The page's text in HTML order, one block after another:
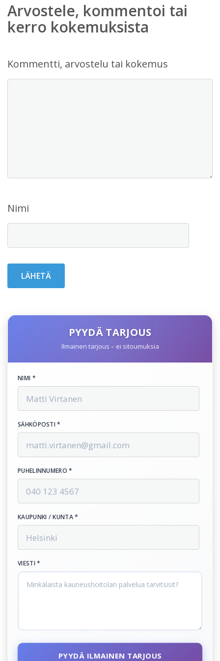
Arvostele, kommentoi tai
kerro kokemuksista
Kommentti, arvostelu tai kokemus
Nimi
PYYDÄ TARJOUS
Ilmainen tarjous – ei sitoumuksia
NIMI *
SÄHKÖPOSTI *
PUHELINNUMERO *
KAUPUNKI / KUNTA *
VIESTI *
PYYDÄ ILMAINEN TARJOUS